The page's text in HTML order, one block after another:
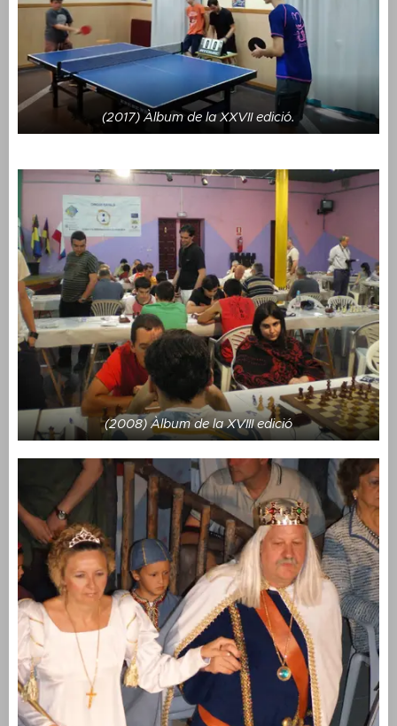
(2017) Àlbum de la XXVII edició.
(2008) Àlbum de la XVIII edició